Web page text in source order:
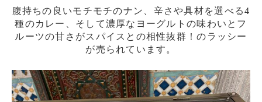
腹持ちの良いモチモチのナン、辛さや具材を選べる4
種のカレー、そして濃厚なヨーグルトの味わいとフ
ルーツの甘さがスパイスとの相性抜群！のラッシー
が売られています。